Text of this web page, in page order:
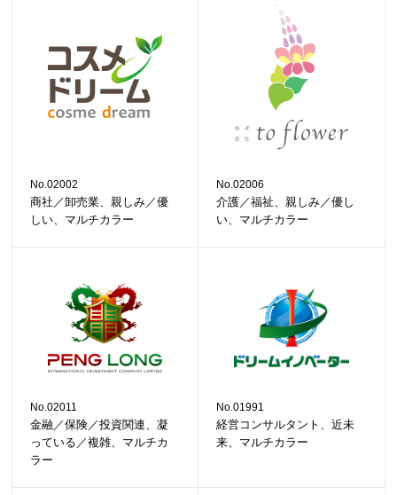
No.02002
商社／卸売業、親しみ／優
しい、マルチカラー
No.02006
介護／福祉、親しみ／優し
い、マルチカラー
No.02011
金融／保険／投資関連、凝
っている／複雑、マルチカ
ラー
No.01991
経営コンサルタント、近未
来、マルチカラー